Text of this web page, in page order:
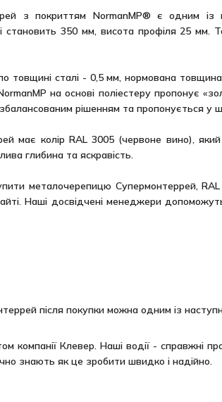
з покриттям NormanMP® є одним із
становить 350 мм, висота профіля 25 мм.
товщині сталі - 0,5 мм, нормована
на основі поліестеру пропонує
рішенням та пропонується у
має колір RAL 3005 (червоне вино),
глибина та яскравість.
металочерепицю Супермонтеррей,
Наші досвідчені менеджери
після покупки можна одним із
компанії Клевер. Наші водії - справжні
знають як це зробити швидко і надійно.